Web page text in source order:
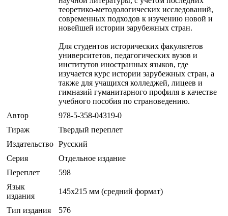
теоретико-методологических исследований,
современных подходов к изучению новой и
новейшей истории зарубежных стран.
Для студентов исторических факультетов
университетов, педагогических вузов и
институтов иностранных языков, где
изучается курс истории зарубежных стран, а
также для учащихся колледжей, лицеев и
гимназий гуманитарного профиля в качестве
учебного пособия по страноведению.
Автор
978-5-358-04319-0
Тираж
Твердый переплет
Издательство Русский
Серия
Отдельное издание
Переплет
598
Язык
издания
145х215 мм (средний формат)
Тип издания 576